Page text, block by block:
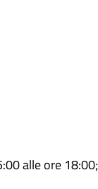
alle ore 18:00;